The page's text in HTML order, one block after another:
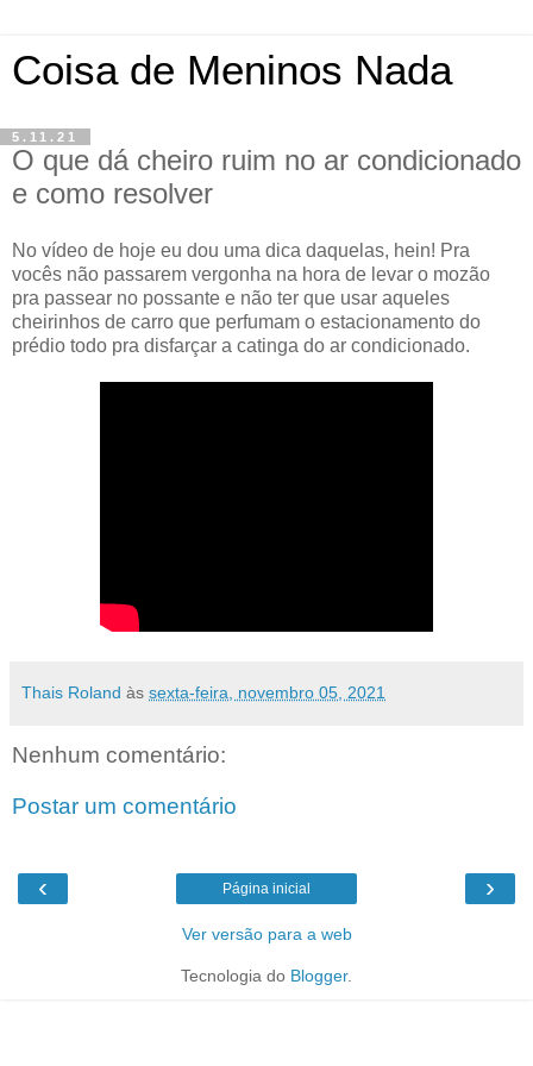
Coisa de Meninos Nada
5.11.21
O que dá cheiro ruim no ar condicionado
e como resolver
No vídeo de hoje eu dou uma dica daquelas, hein! Pra
vocês não passarem vergonha na hora de levar o mozão
pra passear no possante e não ter que usar aqueles
cheirinhos de carro que perfumam o estacionamento do
prédio todo pra disfarçar a catinga do ar condicionado.
Thais Roland às sexta-feira, novembro 05, 2021
Nenhum comentário:
Postar um comentário
‹ ›
Página inicial
Ver versão para a web
Tecnologia do Blogger.